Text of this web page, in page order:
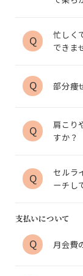
Q
忙しく
できま
Q 部分痩
Q
肩こり
すか？
Q
セルラ
ーチし
支払いについて
Q 月会費